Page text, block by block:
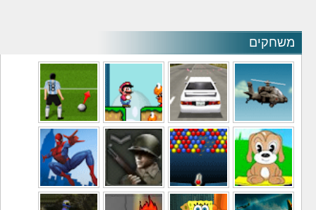
משחקים
משחקי מסוקים משחקי מכוניות משחקי סופר מריו משחקי כדורגל
משחקי לילדים משחקי באבלס משחקי מלחמה משחקי גיבורים